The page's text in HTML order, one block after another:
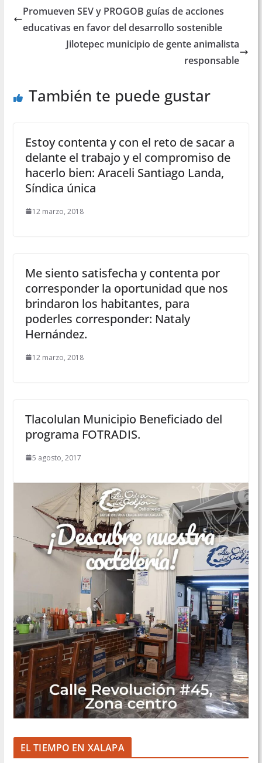
Promueven SEV y PROGOB guías de acciones
educativas en favor del desarrollo sostenible
Jilotepec municipio de gente animalista
responsable
También te puede gustar
Estoy contenta y con el reto de sacar a
delante el trabajo y el compromiso de
hacerlo bien: Araceli Santiago Landa,
Síndica única
12 marzo, 2018
Me siento satisfecha y contenta por
corresponder la oportunidad que nos
brindaron los habitantes, para
poderles corresponder: Nataly
Hernández.
12 marzo, 2018
Tlacolulan Municipio Beneficiado del
programa FOTRADIS.
5 agosto, 2017
EL TIEMPO EN XALAPA